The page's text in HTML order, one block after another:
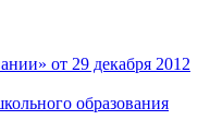
от 29 декабря 2012
образования